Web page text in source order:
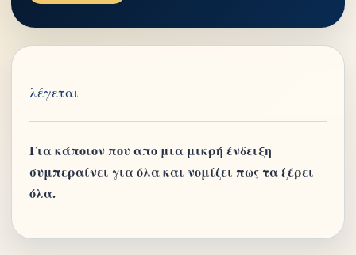
λέγεται
Για κάποιον που απο μια μικρή ένδειξη
συμπεραίνει για όλα και νομίζει πως τα ξέρει
όλα.